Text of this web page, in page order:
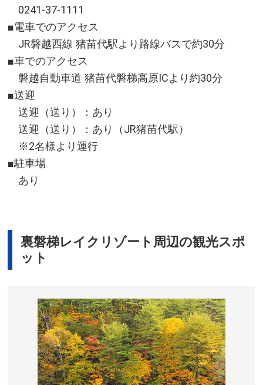
0241-37-1111
■電車でのアクセス
JR磐越西線 猪苗代駅より路線バスで約30分
■車でのアクセス
磐越自動車道 猪苗代磐梯高原ICより約30分
■送迎
送迎（送り）：あり
送迎（送り）：あり（JR猪苗代駅）
※2名様より運行
■駐車場
あり
裏磐梯レイクリゾート周辺の観光スポ
ット